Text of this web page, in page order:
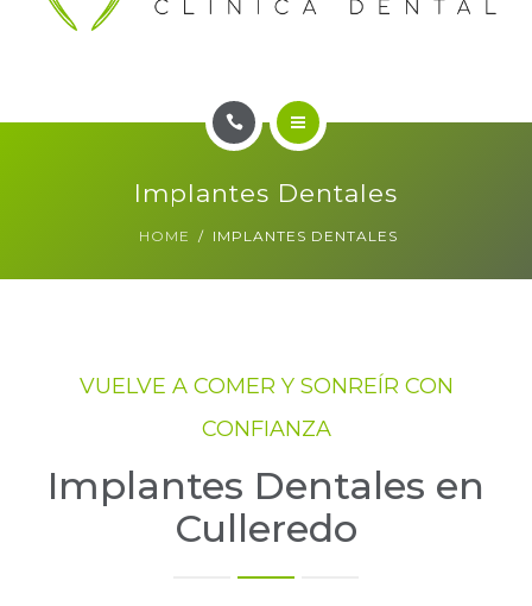
TRATAMIENTOS
CONTACTO
1ª CITA GRATIS - 981 91 50 20
Implantes Dentales
HOME IMPLANTES DENTALES
VUELVE A COMER Y SONREÍR CON
CONFIANZA
Implantes Dentales en
Culleredo